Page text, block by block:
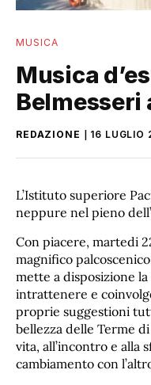
MUSICA
Musica
Belmesseri
REDAZIONE 16 LUGLIO
L’Istituto superiore
neppure nel pieno
Con piacere, martedi
magnifico
mette a disposizione
intrattenere e
proprie suggestioni
bellezza delle Terme
vita, all’incontro e alla
cambiamento con